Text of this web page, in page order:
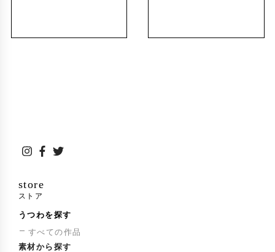
store
ストア
うつわを探す
すべての作品
素材から探す